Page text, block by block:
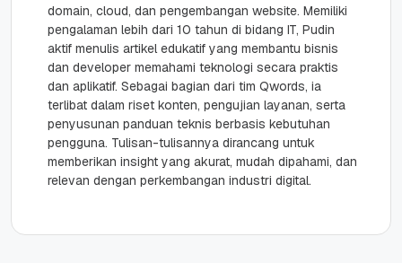
domain, cloud, dan pengembangan website. Memiliki
pengalaman lebih dari 10 tahun di bidang IT, Pudin
aktif menulis artikel edukatif yang membantu bisnis
dan developer memahami teknologi secara praktis
dan aplikatif. Sebagai bagian dari tim Qwords, ia
terlibat dalam riset konten, pengujian layanan, serta
penyusunan panduan teknis berbasis kebutuhan
pengguna. Tulisan-tulisannya dirancang untuk
memberikan insight yang akurat, mudah dipahami, dan
relevan dengan perkembangan industri digital.